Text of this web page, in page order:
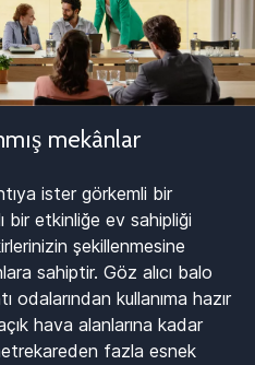
mekânlar​
ister görkemli bir
bir etkinliğe ev sahipliği
şekillenmesine
sahiptir.​ Göz alıcı balo
odalarından kullanıma hazır
hava alanlarına kadar
fazla esnek